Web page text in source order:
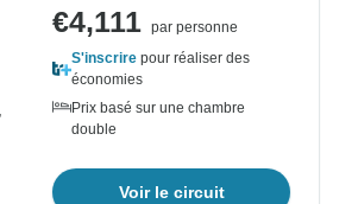
€4,111 par personne
S'inscrire pour réaliser des
économies
Prix basé sur une chambre
double
Voir le circuit